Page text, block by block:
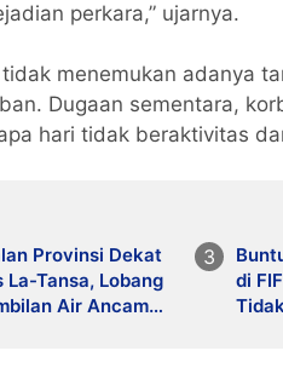
perkara,” ujarnya.
menemukan adanya
Dugaan sementara,
hari tidak beraktivitas
Provinsi Dekat
La-Tansa, Lobang
Air Ancam
di